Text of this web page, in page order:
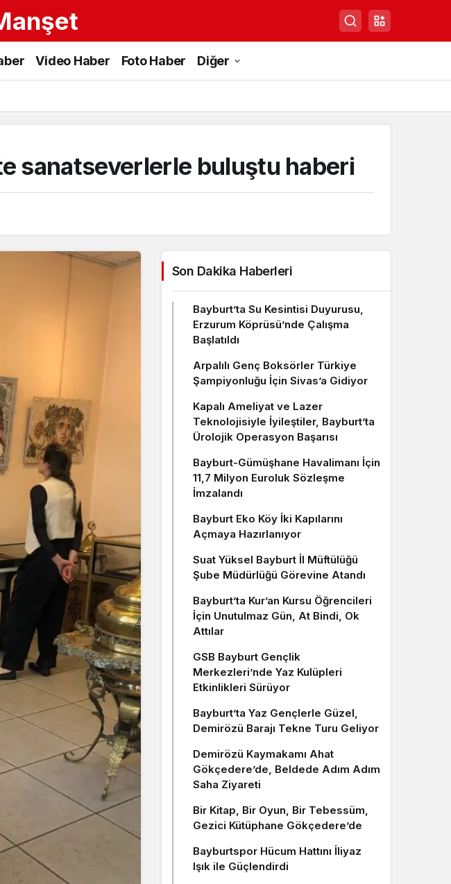
Video Haber Foto Haber Diğer
sanatseverlerle buluştu haberi
Son Dakika Haberleri
Bayburt’ta Su Kesintisi Duyurusu,
Erzurum Köprüsü’nde Çalışma
Başlatıldı
Arpalılı Genç Boksörler Türkiye
Şampiyonluğu İçin Sivas’a Gidiyor
Kapalı Ameliyat ve Lazer
Teknolojisiyle İyileştiler, Bayburt’ta
Ürolojik Operasyon Başarısı
Bayburt-Gümüşhane Havalimanı İçin
11,7 Milyon Euroluk Sözleşme
İmzalandı
Bayburt Eko Köy İki Kapılarını
Açmaya Hazırlanıyor
Suat Yüksel Bayburt İl Müftülüğü
Şube Müdürlüğü Görevine Atandı
Bayburt’ta Kur’an Kursu Öğrencileri
İçin Unutulmaz Gün, At Bindi, Ok
Attılar
GSB Bayburt Gençlik
Merkezleri’nde Yaz Kulüpleri
Etkinlikleri Sürüyor
Bayburt’ta Yaz Gençlerle Güzel,
Demirözü Barajı Tekne Turu Geliyor
Demirözü Kaymakamı Ahat
Gökçedere’de, Beldede Adım Adım
Saha Ziyareti
Bir Kitap, Bir Oyun, Bir Tebessüm,
Gezici Kütüphane Gökçedere’de
Bayburtspor Hücum Hattını İliyaz
Işık ile Güçlendirdi